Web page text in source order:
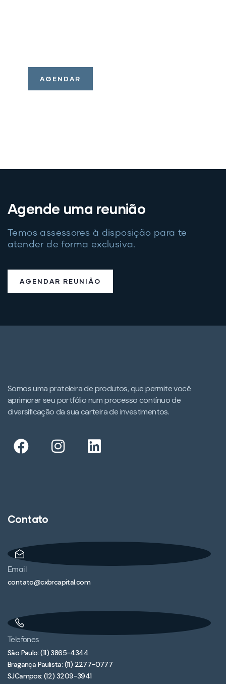
AGENDAR
Agende uma reunião
Temos assessores à disposição para te
atender de forma exclusiva.
AGENDAR REUNIÃO
Somos uma prateleira de produtos, que permite você
aprimorar seu portfólio num processo contínuo de
diversificação da sua carteira de investimentos.​
Contato
Email
contato@cxbrcapital.com
Telefones
São Paulo: (11) 3865-4344
Bragança Paulista: (11) 2277-0777
SJCampos: (12) 3209-3941